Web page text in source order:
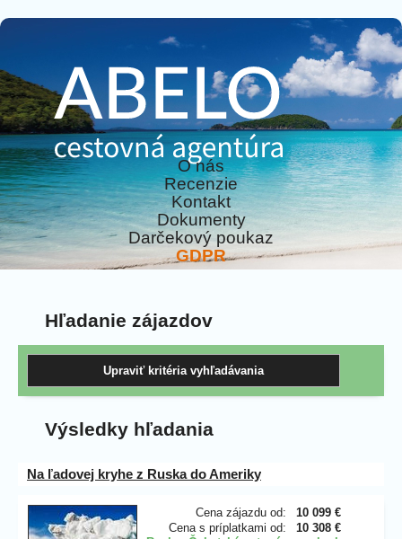
O nás
Recenzie
Kontakt
Dokumenty
Darčekový poukaz
GDPR
Hľadanie zájazdov
Výsledky hľadania
Na ľadovej kryhe z Ruska do Ameriky
Cena zájazdu od:
10 099 €
Cena s príplatkami od:
10 308 €